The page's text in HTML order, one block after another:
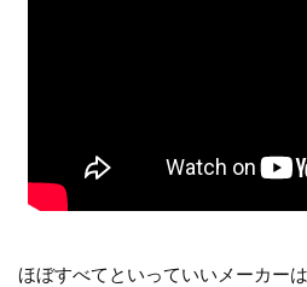
ほぼすべてといっていいメーカー